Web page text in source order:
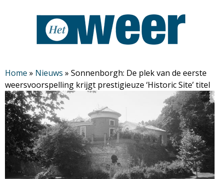
en
naar
algemene
inhoud
gaan
H
e
t
W
e
Home » Nieuws » Sonnenborgh: De plek van de eerste
weersvoorspelling krijgt prestigieuze ‘Historic Site’ titel